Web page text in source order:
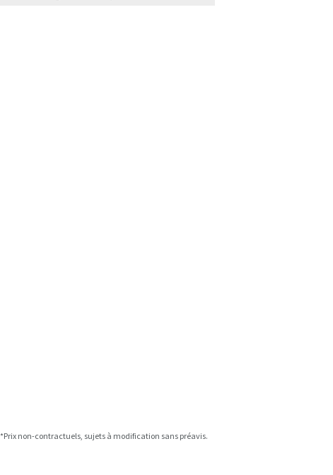
*Prix non-contractuels, sujets à modification sans préavis.